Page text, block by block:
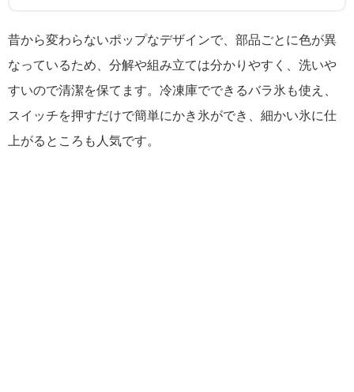
昔から変わらないポップなデザインで、部品ごとに色が異
なっているため、分解や組み立ては分かりやすく、洗いや
すいので清潔を保てます。冷凍庫でできるバラ氷も使え、
スイッチを押すだけで簡単にかき氷ができ、細かい氷に仕
上がるところも人気です。